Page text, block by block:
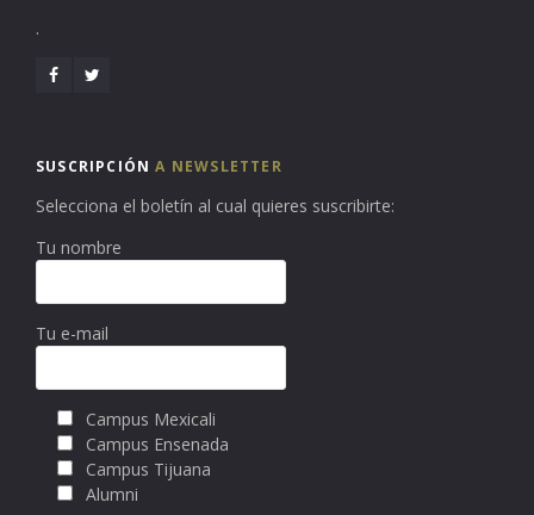
.
SUSCRIPCIÓNA NEWSLETTER
Selecciona el boletín al cual quieres suscribirte:
Tu nombre
Tu e-mail
Campus Mexicali
Campus Ensenada
Campus Tijuana
Alumni